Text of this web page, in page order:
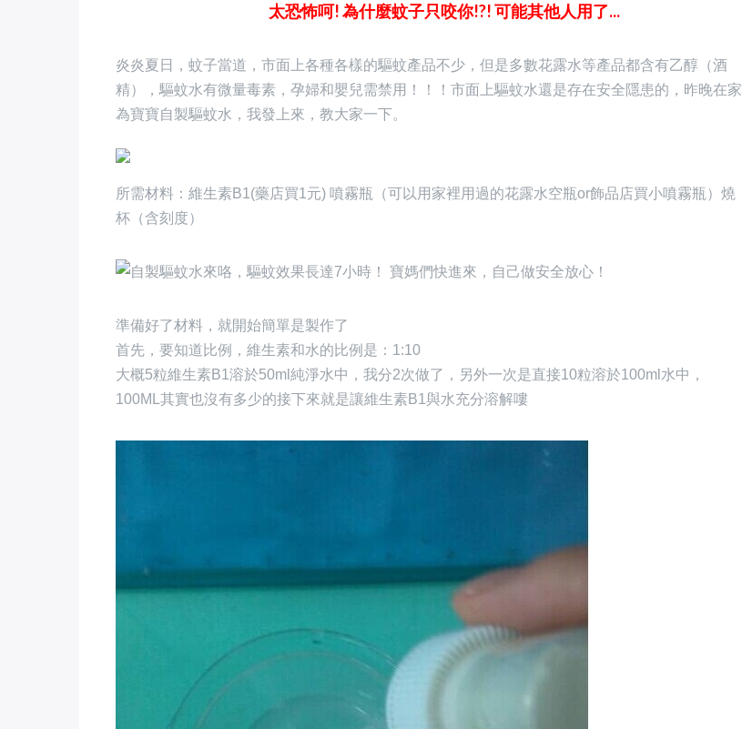
太恐怖呵! 為什麼蚊子只咬你!?! 可能其他人用了...
炎炎夏日，蚊子當道，市面上各種各樣的驅蚊產品不少，但是多數花露水等產品都含有乙醇（酒
精），驅蚊水有微量毒素，孕婦和嬰兒需禁用！！！市面上驅蚊水還是存在安全隱患的，昨晚在家
為寶寶自製驅蚊水，我發上來，教大家一下。
所需材料：維生素B1(藥店買1元) 噴霧瓶（可以用家裡用過的花露水空瓶or飾品店買小噴霧瓶）燒
杯（含刻度）
準備好了材料，就開始簡單是製作了
首先，要知道比例，維生素和水的比例是：1:10
大概5粒維生素B1溶於50ml純淨水中，我分2次做了，另外一次是直接10粒溶於100ml水中，
100ML其實也沒有多少的接下來就是讓維生素B1與水充分溶解嘍